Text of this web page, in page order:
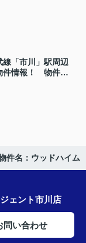
線「市川」駅周辺
件情報！ 物件
ション
件名：ウッドハイム
ェント市川店
問い合わせ